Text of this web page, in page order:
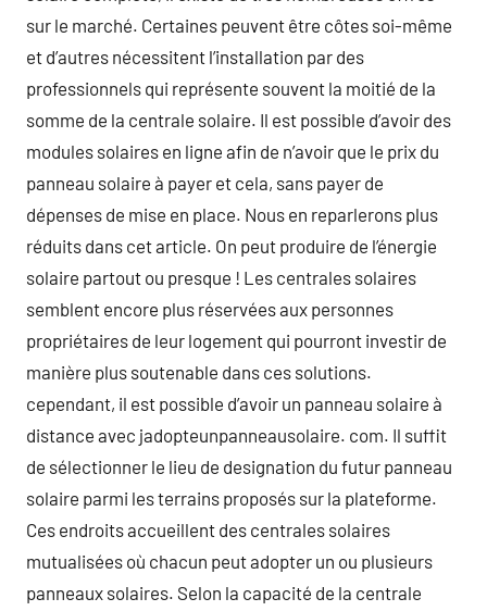
sur le marché. Certaines peuvent être côtes soi-même
et d’autres nécessitent l’installation par des
professionnels qui représente souvent la moitié de la
somme de la centrale solaire. Il est possible d’avoir des
modules solaires en ligne afin de n’avoir que le prix du
panneau solaire à payer et cela, sans payer de
dépenses de mise en place. Nous en reparlerons plus
réduits dans cet article. On peut produire de l’énergie
solaire partout ou presque ! Les centrales solaires
semblent encore plus réservées aux personnes
propriétaires de leur logement qui pourront investir de
manière plus soutenable dans ces solutions.
cependant, il est possible d’avoir un panneau solaire à
distance avec jadopteunpanneausolaire. com. Il suffit
de sélectionner le lieu de designation du futur panneau
solaire parmi les terrains proposés sur la plateforme.
Ces endroits accueillent des centrales solaires
mutualisées où chacun peut adopter un ou plusieurs
panneaux solaires. Selon la capacité de la centrale